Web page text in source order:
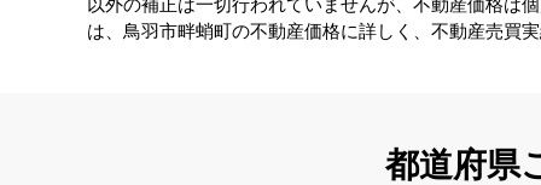
以外の補正は一切行われていませんが、不動産価格は
は、鳥羽市畔蛸町の不動産価格に詳しく、不動産売買
都道府県